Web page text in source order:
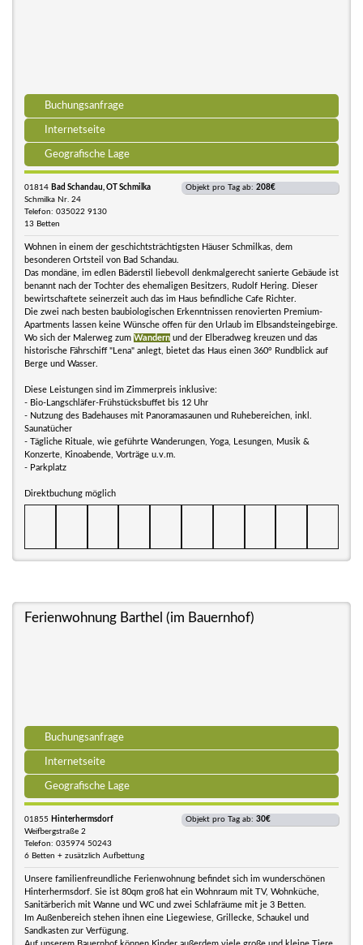
Buchungsanfrage
Internetseite
Geografische Lage
01814 Bad Schandau, OT Schmilka
Schmilka Nr. 24
Telefon: 035022 9130
13 Betten
Objekt pro Tag ab: 208€
Wohnen in einem der geschichtsträchtigsten Häuser Schmilkas, dem
besonderen Ortsteil von Bad Schandau.
Das mondäne, im edlen Bäderstil liebevoll denkmalgerecht sanierte Gebäude ist
benannt nach der Tochter des ehemaligen Besitzers, Rudolf Hering. Dieser
bewirtschaftete seinerzeit auch das im Haus befindliche Cafe Richter.
Die zwei nach besten baubiologischen Erkenntnissen renovierten Premium-
Apartments lassen keine Wünsche offen für den Urlaub im Elbsandsteingebirge.
Wo sich der Malerweg zum Wandern und der Elberadweg kreuzen und das
historische Fährschiff "Lena" anlegt, bietet das Haus einen 360° Rundblick auf
Berge und Wasser.
Diese Leistungen sind im Zimmerpreis inklusive:
- Bio-Langschläfer-Frühstücksbuffet bis 12 Uhr
- Nutzung des Badehauses mit Panoramasaunen und Ruhebereichen, inkl.
Saunatücher
- Tägliche Rituale, wie geführte Wanderungen, Yoga, Lesungen, Musik &
Konzerte, Kinoabende, Vorträge u.v.m.
- Parkplatz
Direktbuchung möglich
Ferienwohnung Barthel (im Bauernhof)
Buchungsanfrage
Internetseite
Geografische Lage
01855 Hinterhermsdorf
Weifbergstraße 2
Telefon: 035974 50243
6 Betten + zusätzlich Aufbettung
Objekt pro Tag ab: 30€
Unsere familienfreundliche Ferienwohnung befindet sich im wunderschönen
Hinterhermsdorf. Sie ist 80qm groß hat ein Wohnraum mit TV, Wohnküche,
Sanitärberich mit Wanne und WC und zwei Schlafräume mit je 3 Betten.
Im Außenbereich stehen ihnen eine Liegewiese, Grillecke, Schaukel und
Sandkasten zur Verfügung.